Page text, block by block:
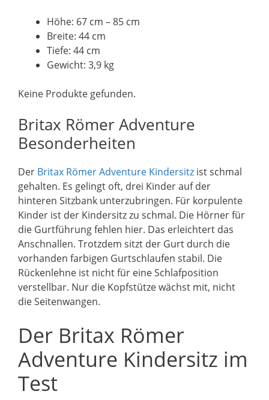
Höhe: 67 cm – 85 cm
Breite: 44 cm
Tiefe: 44 cm
Gewicht: 3,9 kg
Keine Produkte gefunden.
Britax Römer Adventure
Besonderheiten
Der Britax Römer Adventure Kindersitz ist schmal
gehalten. Es gelingt oft, drei Kinder auf der
hinteren Sitzbank unterzubringen. Für korpulente
Kinder ist der Kindersitz zu schmal. Die Hörner für
die Gurtführung fehlen hier. Das erleichtert das
Anschnallen. Trotzdem sitzt der Gurt durch die
vorhanden farbigen Gurtschlaufen stabil. Die
Rückenlehne ist nicht für eine Schlafposition
verstellbar. Nur die Kopfstütze wächst mit, nicht
die Seitenwangen.
Der Britax Römer
Adventure Kindersitz im
Test